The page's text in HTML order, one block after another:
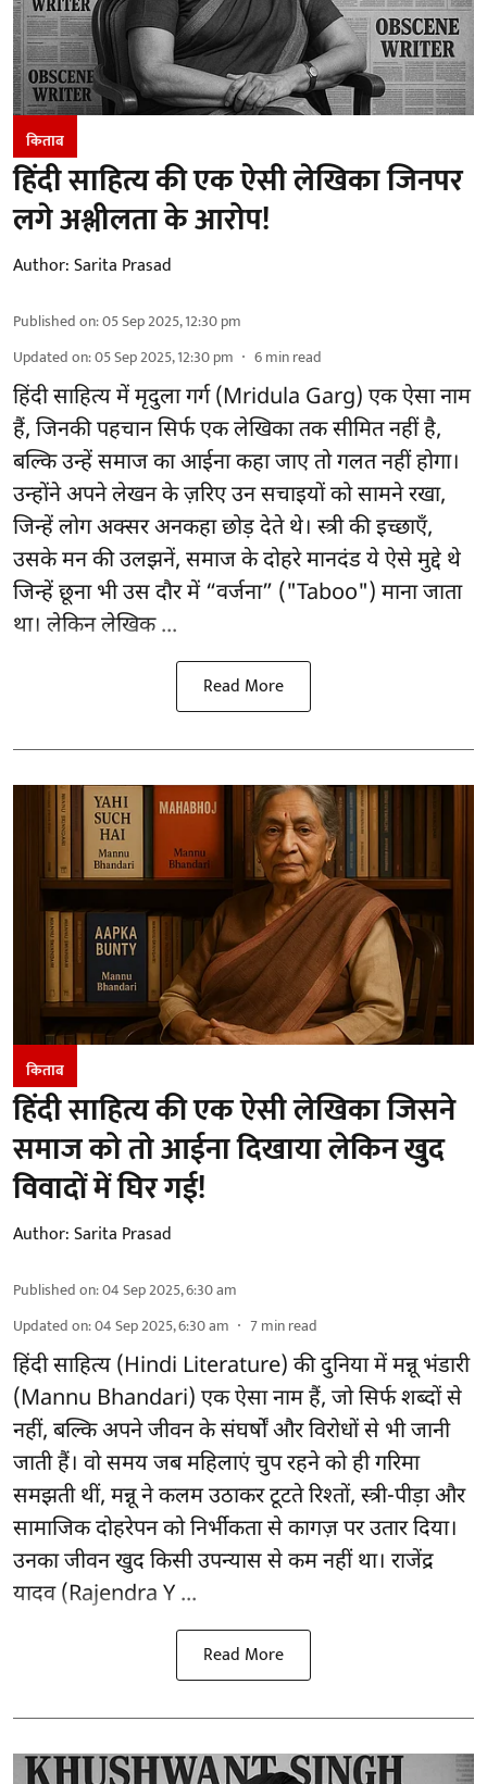
किताब
हिंदी साहित्य की एक ऐसी लेखिका जिनपर
लगे अश्लीलता के आरोप!
Author:Sarita Prasad
Published on:05 Sep 2025, 12:30 pm
Updated on:05 Sep 2025, 12:30 pm 6min read
हिंदी साहित्य में मृदुला गर्ग (Mridula Garg) एक ऐसा नाम
हैं, जिनकी पहचान सिर्फ एक लेखिका तक सीमित नहीं है,
बल्कि उन्हें समाज का आईना कहा जाए तो गलत नहीं होगा।
उन्होंने अपने लेखन के ज़रिए उन सचाइयों को सामने रखा,
जिन्हें लोग अक्सर अनकहा छोड़ देते थे। स्त्री की इच्छाएँ,
उसके मन की उलझनें, समाज के दोहरे मानदंड ये ऐसे मुद्दे थे
जिन्हें छूना भी उस दौर में “वर्जना” ("Taboo") माना जाता
था। लेकिन लेखिक ...
Read More
किताब
हिंदी साहित्य की एक ऐसी लेखिका जिसने
समाज को तो आईना दिखाया लेकिन खुद
विवादों में घिर गई!
Author:Sarita Prasad
Published on:04 Sep 2025, 6:30 am
Updated on:04 Sep 2025, 6:30 am 7min read
हिंदी साहित्य (Hindi Literature) की दुनिया में मन्नू भंडारी
(Mannu Bhandari) एक ऐसा नाम हैं, जो सिर्फ शब्दों से
नहीं, बल्कि अपने जीवन के संघर्षों और विरोधों से भी जानी
जाती हैं। वो समय जब महिलाएं चुप रहने को ही गरिमा
समझती थीं, मन्नू ने कलम उठाकर टूटते रिश्तों, स्त्री-पीड़ा और
सामाजिक दोहरेपन को निर्भीकता से कागज़ पर उतार दिया।
उनका जीवन खुद किसी उपन्यास से कम नहीं था। राजेंद्र
यादव (Rajendra Y ...
Read More